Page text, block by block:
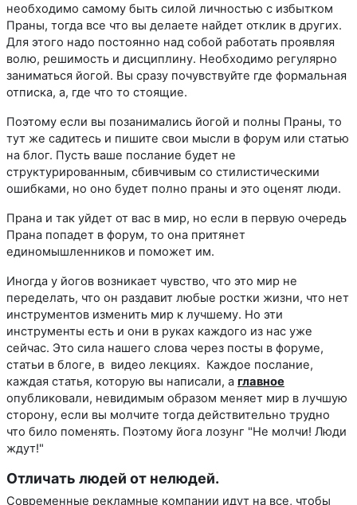
необходимо самому быть силой личностью с избытком
Праны, тогда все что вы делаете найдет отклик в других.
Для этого надо постоянно над собой работать проявляя
волю, решимость и дисциплину. Необходимо регулярно
заниматься йогой. Вы сразу почувствуйте где формальная
отписка, а, где что то стоящие.
Поэтому если вы позанимались йогой и полны Праны, то
тут же садитесь и пишите свои мысли в форум или статью
на блог. Пусть ваше послание будет не
структурированным, сбивчивым со стилистическими
ошибками, но оно будет полно праны и это оценят люди.
Прана и так уйдет от вас в мир, но если в первую очередь
Прана попадет в форум, то она притянет
единомышленников и поможет им.
Иногда у йогов возникает чувство, что это мир не
переделать, что он раздавит любые ростки жизни, что нет
инструментов изменить мир к лучшему. Но эти
инструменты есть и они в руках каждого из нас уже
сейчас. Это сила нашего слова через посты в форуме,
статьи в блоге, в видео лекциях. Каждое послание,
каждая статья, которую вы написали, а главное
опубликовали, невидимым образом меняет мир в лучшую
сторону, если вы молчите тогда действительно трудно
что било поменять. Поэтому йога лозунг "Не молчи! Люди
ждут!"
Отличать людей от нелюдей.
Современные рекламные компании идут на все, чтобы